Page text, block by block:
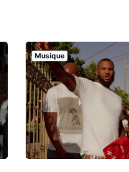
Musique